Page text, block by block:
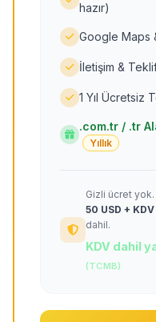
hazır)
Google Maps
İletişim &
1 Yıl Ücretsiz
.com.tr / .tr
Yıllık
Gizli ücret
50 USD + KDV
dahil.
KDV dahil
(TCMB)